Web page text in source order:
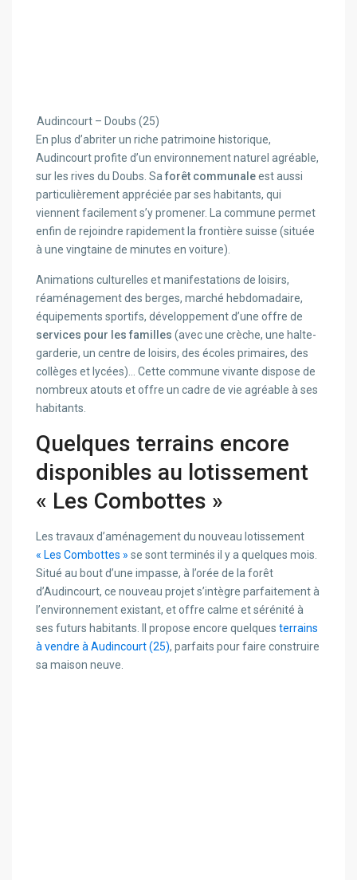
Audincourt – Doubs (25)
En plus d’abriter un riche patrimoine historique,
Audincourt profite d’un environnement naturel agréable,
sur les rives du Doubs. Saforêt communaleest aussi
particulièrement appréciée par ses habitants, qui
viennent facilement s’y promener. La commune permet
enfin de rejoindre rapidement la frontière suisse (située
à une vingtaine de minutes en voiture).
Animations culturelles et manifestations de loisirs,
réaménagement des berges, marché hebdomadaire,
équipements sportifs, développement d’une offre de
services pour les familles (avec une crèche, une halte-
garderie, un centre de loisirs, des écoles primaires, des
collèges et lycées)… Cette commune vivante dispose de
nombreux atouts et offre un cadre de vie agréable à ses
habitants.
Quelques terrains encore
disponibles au lotissement
« Les Combottes »
Les travaux d’aménagement du nouveau lotissement
« Les Combottes » se sont terminés il y a quelques mois.
Situé au bout d’une impasse, à l’orée de la forêt
d’Audincourt, ce nouveau projet s’intègre parfaitement à
l’environnement existant, et offre calme et sérénité à
ses futurs habitants. Il propose encore quelquesterrains
à vendre à Audincourt (25), parfaits pour faire construire
sa maison neuve.